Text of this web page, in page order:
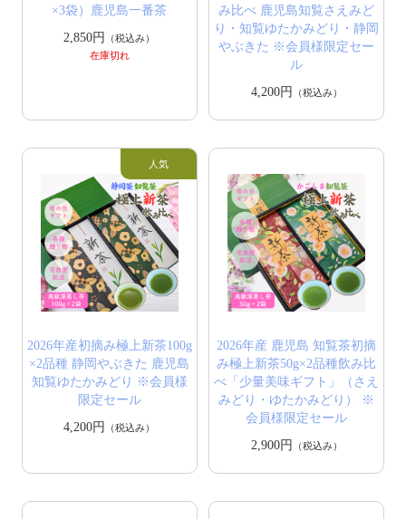
×3袋）鹿児島一番茶
2,850円
（税込み）
在庫切れ
み比べ 鹿児島知覧さえみど
り・知覧ゆたかみどり・静岡
やぶきた ※会員様限定セー
ル
4,200円
（税込み）
2026年産初摘み極上新茶100g
×2品種 静岡やぶきた 鹿児島
知覧ゆたかみどり ※会員様
限定セール
4,200円
（税込み）
2026年産 鹿児島 知覧茶初摘
み極上新茶50g×2品種飲み比
べ「少量美味ギフト」（さえ
みどり・ゆたかみどり） ※
会員様限定セール
2,900円
（税込み）